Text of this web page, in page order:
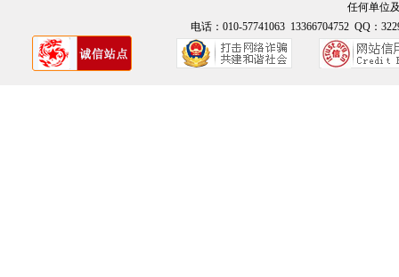
任何单位
电话：010-57741063 13366704752 QQ：